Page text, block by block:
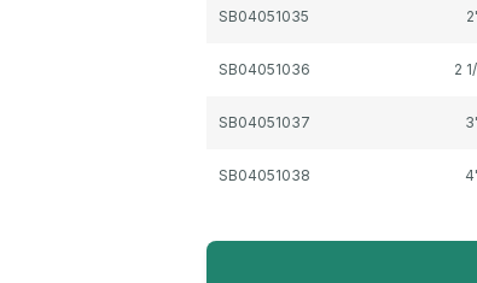
SB04051035
SB04051036 2
SB04051037
SB04051038